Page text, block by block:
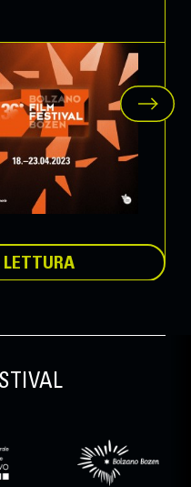
LETTURA